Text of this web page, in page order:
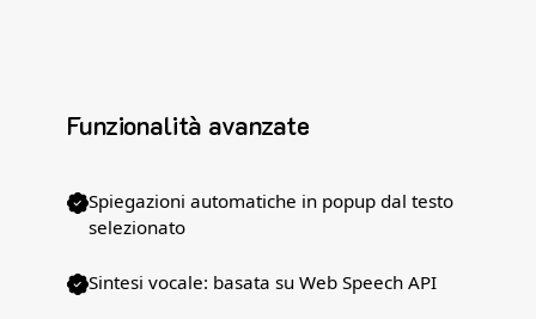
Funzionalità avanzate
Spiegazioni automatiche in popup dal testo
selezionato
Sintesi vocale: basata su Web Speech API